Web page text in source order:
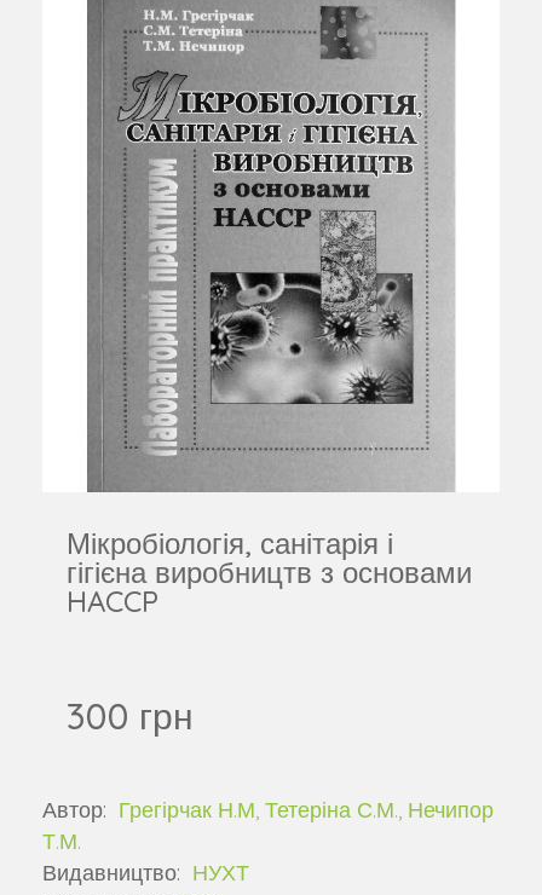
Мікробіологія, санітарія і
гігієна виробництв з основами
HACCP
300 грн
Автор: Грегірчак Н.М, Тетеріна С.М., Нечипор
Т.М.
Видавництво: НУХТ